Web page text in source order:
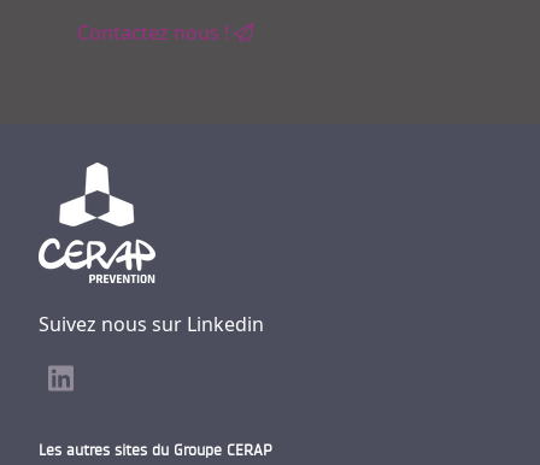
Contactez nous !
Suivez nous sur Linkedin
Les autres sites du Groupe CERAP